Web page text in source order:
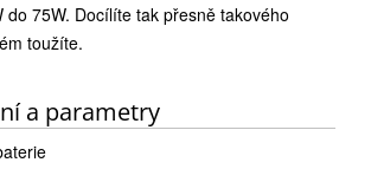
do 75W. Docílíte tak přesně takového
toužíte.
a parametry